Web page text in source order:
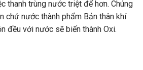
thanh trùng nước triệt để hơn. Chúng
chứ nước thành phẩm Bản thân khí
đều với nước sẽ biến thành Oxi.